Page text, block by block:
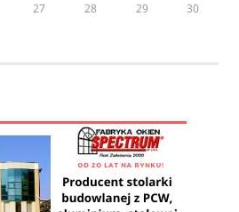
27 28 29 30